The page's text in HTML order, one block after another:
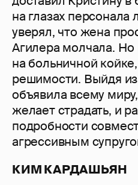
на глазах
уверял, что жена
Агилера молчала.
на больничной
решимости. Выйдя
объявила всему
желает страдать, и
подробности
агрессивным
КИМ КАРДАШЬЯН